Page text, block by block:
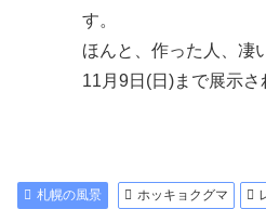
す。
ほんと、作った人、凄
11月9日(日)まで展示さ
札幌の風景 ホッキョクグマ